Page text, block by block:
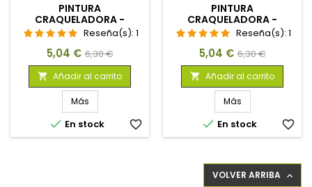
PINTURA
CRAQUELADORA -
BADLANDS 60ML
Reseña(s): 1
Precio
5,04 € Precio
base
6,30 €
 Añadir al carrito
Más
 En stock favorite_border
PINTURA
CRAQUELADORA -
MOJAVE MUDCRACK
60ML
Reseña(s): 1
Precio
5,04 € Precio
base
6,30 €
 Añadir al carrito
Más
 En stock favorite_border
VOLVER ARRIBA 